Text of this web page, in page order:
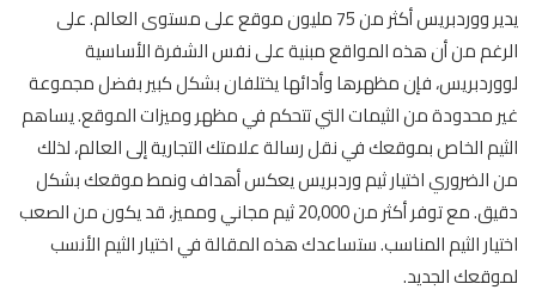
يدير ووردبريس أكثر من 75 مليون موقع على مستوى العالم. على
الرغم من أن هذه المواقع مبنية على نفس الشفرة الأساسية
لووردبريس، فإن مظهرها وأدائها يختلفان بشكل كبير بفضل مجموعة
غير محدودة من الثيمات التي تتحكم في مظهر وميزات الموقع. يساهم
الثيم الخاص بموقعك في نقل رسالة علامتك التجارية إلى العالم، لذلك
من الضروري اختيار ثيم وردبريس يعكس أهداف ونمط موقعك بشكل
دقيق. مع توفر أكثر من 20,000 ثيم مجاني ومميز، قد يكون من الصعب
اختيار الثيم المناسب. ستساعدك هذه المقالة في اختيار الثيم الأنسب
لموقعك الجديد.